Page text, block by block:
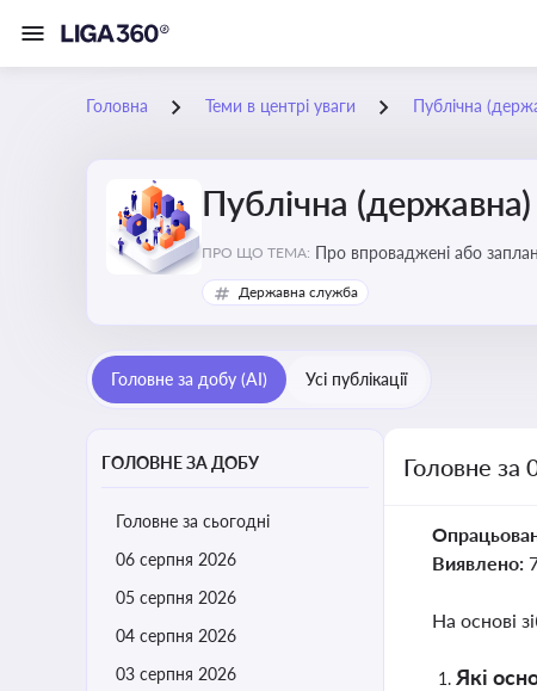
Головна Теми в центрі уваги Публічна
Публічна
ПРО ЩО ТЕМА: Про впроваджені або
організаційну структуру,
Державна служба
Головне за добу (AI) Усі публікації
ГОЛОВНЕ ЗА ДОБУ
Головне за сьогодні
06 серпня 2026
05 серпня 2026
04 серпня 2026
03 серпня 2026
Головне за
Виявлено:
На основі
Які